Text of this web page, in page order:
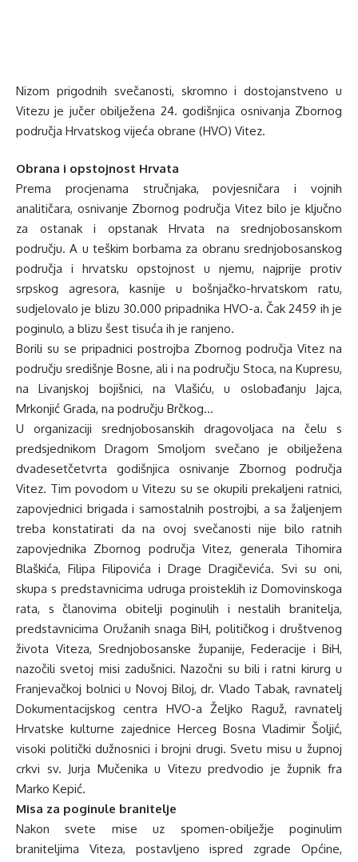
Nizom prigodnih svečanosti, skromno i dostojanstveno u
Vitezu je jučer obilježena 24. godišnjica osnivanja Zbornog
područja Hrvatskog vijeća obrane (HVO) Vitez.
Obrana i opstojnost Hrvata
Prema procjenama stručnjaka, povjesničara i vojnih
analitičara, osnivanje Zbornog područja Vitez bilo je ključno
za ostanak i opstanak Hrvata na srednjobosanskom
području. A u teškim borbama za obranu srednjobosanskog
područja i hrvatsku opstojnost u njemu, najprije protiv
srpskog agresora, kasnije u bošnjačko-hrvatskom ratu,
sudjelovalo je blizu 30.000 pripadnika HVO-a. Čak 2459 ih je
poginulo, a blizu šest tisuća ih je ranjeno.
Borili su se pripadnici postrojba Zbornog područja Vitez na
području središnje Bosne, ali i na području Stoca, na Kupresu,
na Livanjskoj bojišnici, na Vlašiću, u oslobađanju Jajca,
Mrkonjić Grada, na području Brčkog…
U organizaciji srednjobosanskih dragovoljaca na čelu s
predsjednikom Dragom Smoljom svečano je obilježena
dvadesetčetvrta godišnjica osnivanje Zbornog područja
Vitez. Tim povodom u Vitezu su se okupili prekaljeni ratnici,
zapovjednici brigada i samostalnih postrojbi, a sa žaljenjem
treba konstatirati da na ovoj svečanosti nije bilo ratnih
zapovjednika Zbornog područja Vitez, generala Tihomira
Blaškića, Filipa Filipovića i Drage Dragičevića. Svi su oni,
skupa s predstavnicima udruga proisteklih iz Domovinskoga
rata, s članovima obitelji poginulih i nestalih branitelja,
predstavnicima Oružanih snaga BiH, političkog i društvenog
života Viteza, Srednjobosanske županije, Federacije i BiH,
nazočili svetoj misi zadušnici. Nazočni su bili i ratni kirurg u
Franjevačkoj bolnici u Novoj Biloj, dr. Vlado Tabak, ravnatelj
Dokumentacijskog centra HVO-a Željko Raguž, ravnatelj
Hrvatske kulturne zajednice Herceg Bosna Vladimir Šoljić,
visoki politički dužnosnici i brojni drugi. Svetu misu u župnoj
crkvi sv. Jurja Mučenika u Vitezu predvodio je župnik fra
Marko Kepić.
Misa za poginule branitelje
Nakon svete mise uz spomen-obilježje poginulim
braniteljima Viteza, postavljeno ispred zgrade Općine,